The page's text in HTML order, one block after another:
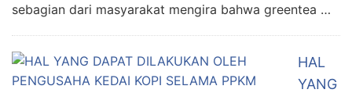
sebagian dari masyarakat mengira bahwa greentea …
HAL
YANG